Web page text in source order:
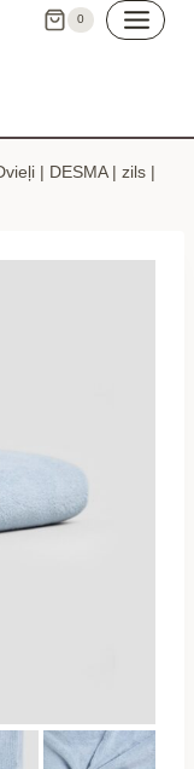
0
| DESMA | zils |